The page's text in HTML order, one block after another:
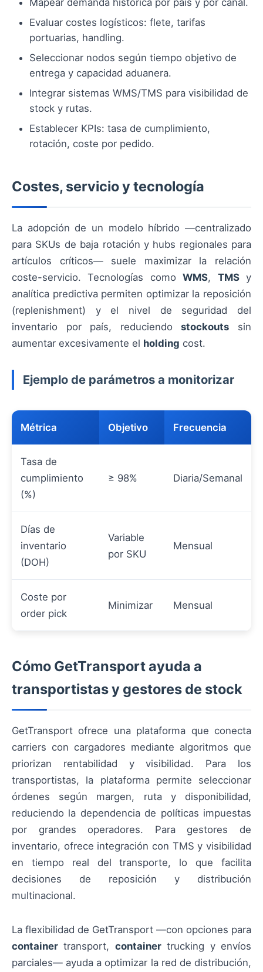
Mapear demanda histórica por país y por canal.
Evaluar costes logísticos: flete, tarifas
portuarias, handling.
Seleccionar nodos según tiempo objetivo de
entrega y capacidad aduanera.
Integrar sistemas WMS/TMS para visibilidad de
stock y rutas.
Establecer KPIs: tasa de cumplimiento,
rotación, coste por pedido.
Costes, servicio y tecnología
La adopción de un modelo híbrido —centralizado
para SKUs de baja rotación y hubs regionales para
artículos críticos— suele maximizar la relación
coste-servicio. Tecnologías comoWMS, TMSy
analítica predictiva permiten optimizar la reposición
(replenishment) y el nivel de seguridad del
inventario por país, reduciendostockouts sin
aumentar excesivamente el holding cost.
Ejemplo de parámetros a monitorizar
Métrica Objetivo Frecuencia
Tasa de
cumplimiento
(%)
≥ 98% Diaria/Semanal
Días de
inventario
(DOH)
Variable
por SKU
Mensual
Coste por
order pick
Minimizar Mensual
Cómo GetTransport ayuda a
transportistas y gestores de stock
GetTransport ofrece una plataforma que conecta
carriers con cargadores mediante algoritmos que
priorizan rentabilidad y visibilidad. Para los
transportistas, la plataforma permite seleccionar
órdenes según margen, ruta y disponibilidad,
reduciendo la dependencia de políticas impuestas
por grandes operadores. Para gestores de
inventario, ofrece integración con TMS y visibilidad
en tiempo real del transporte, lo que facilita
decisiones de reposición y distribución
multinacional.
La flexibilidad de GetTransport —con opciones para
container transport, containertrucking y envíos
parciales— ayuda a optimizar la red de distribución,